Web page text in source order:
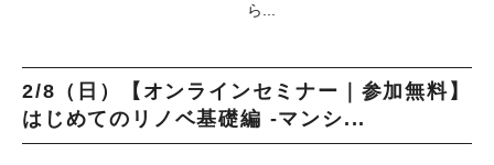
ら...
2/8（日）【オンラインセミナー｜参加無料】
はじめてのリノベ基礎編 -マンシ...